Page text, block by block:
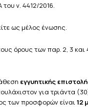
ν. 4412/2016.
ως μέλος ένωσης.
όρους των παρ. 2, 3 και
εγγυητικής
για τριάντα
των προσφορών είναι 12